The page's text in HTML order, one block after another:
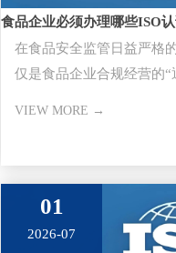
食品企业必须办理哪些ISO
在食品安全监管日益严格
仅是食品企业合规经营的
VIEW MORE →
01
2026-07